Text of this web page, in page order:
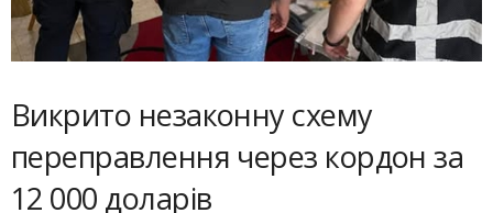
Викрито незаконну схему
переправлення через кордон за
12 000 доларів